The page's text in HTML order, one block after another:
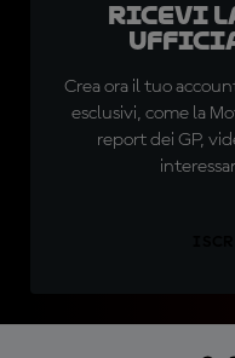
Ricevi
Crea ora il tuo
esclusivi, come la
report dei GP,